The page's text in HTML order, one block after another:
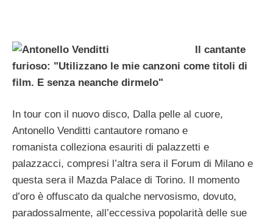
Il cantante
furioso: "Utilizzano le mie canzoni come titoli di
film. E senza neanche dirmelo"
In tour con il nuovo disco, Dalla pelle al cuore,
Antonello Venditti cantautore romano e
romanista colleziona esauriti di palazzetti e
palazzacci, compresi l’altra sera il Forum di Milano e
questa sera il Mazda Palace di Torino. Il momento
d’oro è offuscato da qualche nervosismo, dovuto,
paradossalmente, all’eccessiva popolarità delle sue